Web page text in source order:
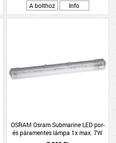
A bolthoz
Info
OSRAM Osram Submarine LED por-
és páramentes lámpa 1x max. 7W
4000K 700lm IP65 60cm